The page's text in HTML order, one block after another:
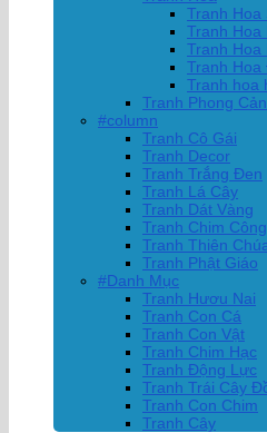
Tranh Hoa
Tranh
Tranh
Tranh Hoa
Tranh hoa
Tranh Phong
#column
Tranh Cô Gái
Tranh Decor
Tranh Trắng Đen
Tranh Lá Cây
Tranh Dát Vàng
Tranh Chim Công
Tranh Thiên
Tranh Phật Giáo
#Danh Mục
Tranh Hươu Nai
Tranh Con Cá
Tranh Con Vật
Tranh Chim Hạc
Tranh Động Lực
Tranh Trái Cây
Tranh Con Chim
Tranh Cây